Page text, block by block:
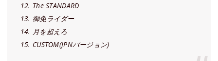
12. The STANDARD
13. 御免ライダー
14. 月を超えろ
15. CUSTOM(JPNバージョン)